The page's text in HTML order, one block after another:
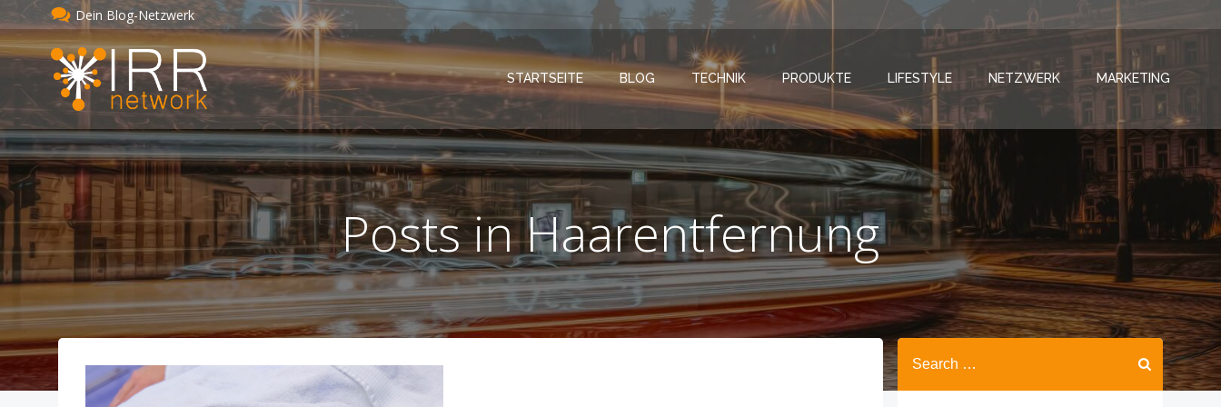
Zum
Inhalt
springen
Dein Blog-Netzwerk
STARTSEITE BLOG TECHNIK PRODUKTE LIFESTYLE NETZWERK MARKETING
Posts in Haarentfernung
Search
for: